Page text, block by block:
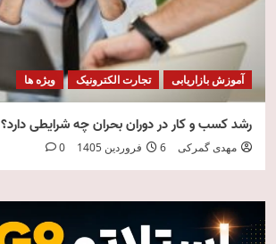
آموزش بازاریابی تجارت الکترونیک ویژه ها
رشد کسب و کار در دوران بحران چه شرایطی دارد؟
مهدی گمرکی 6 فروردین 1405 0